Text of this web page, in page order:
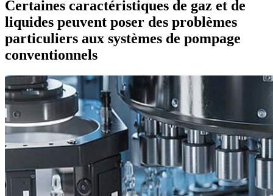
Certaines caractéristiques de gaz et de
liquides peuvent poser des problèmes
particuliers aux systèmes de pompage
conventionnels